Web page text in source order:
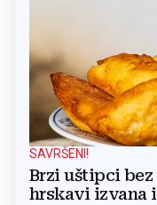
SAVRŠENI!
Brzi uštipci
hrskavi izvana